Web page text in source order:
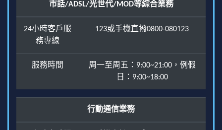
市話/ADSL/光世代/MOD等綜合業務
24小時客戶服
務專線
123或手機直撥0800-080123
服務時間
周一至周五：9:00~21:00，例假
日：9:00~18:00
行動通信業務